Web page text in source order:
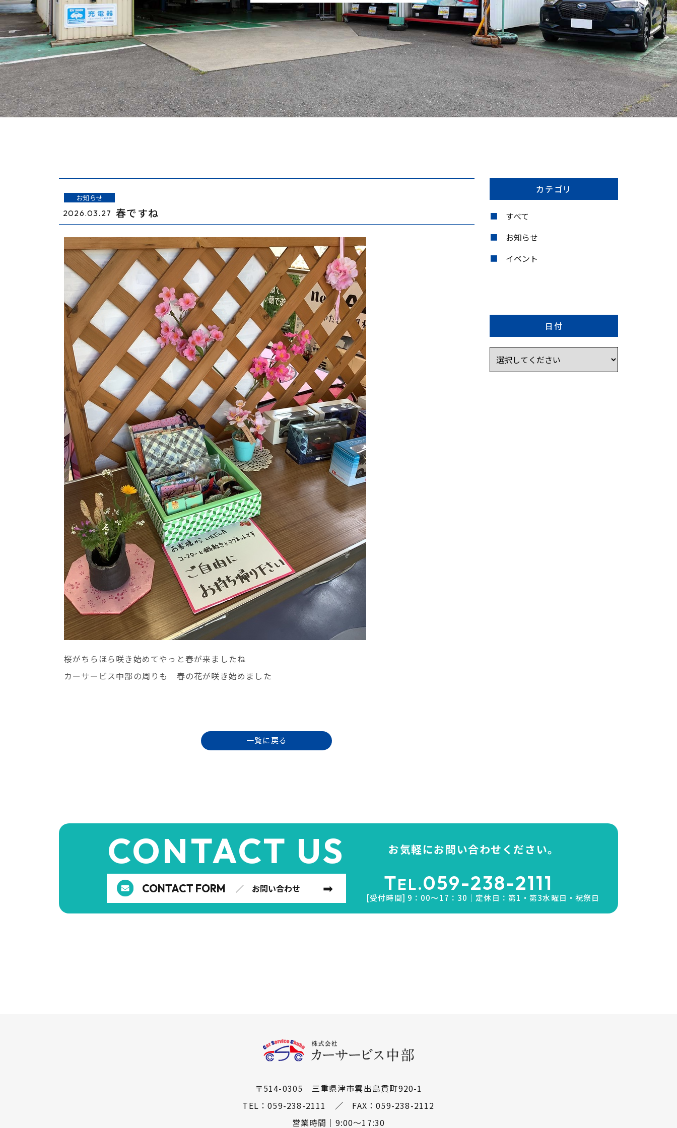
お知らせ
2026.03.27 春ですね
桜がちらほら咲き始めてやっと春が来ましたね
カーサービス中部の周りも 春の花が咲き始めました
一覧に戻る
カテゴリ
すべて
お知らせ
イベント
日付
CONTACT US
CONTACT FORM ／ お問い合わせ
お気軽にお問い合わせください。
TEL.059-238-2111
[受付時間] 9：00～17：30｜ ​​​​​​​定休日：第1・第3水曜日・祝祭日
〒514-0305 三重県津市雲出島貫町920-1
TEL：059-238-2111 ／ ​​​​​​​FAX：059-238-2112
営業時間｜9:00～17:30